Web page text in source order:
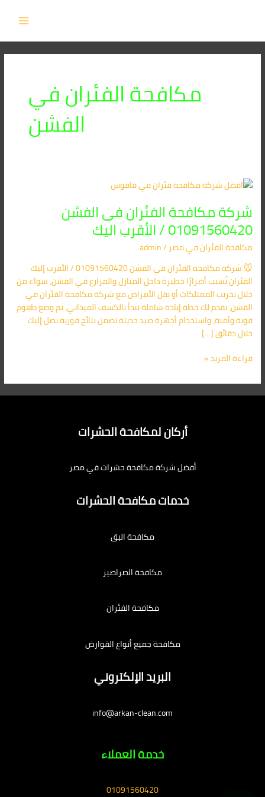
مكافحة الفئران في
الفشن
شركة مكافحة الفئران فى الفشن
01091560420 / الأقرب اليك
مكافحة الفئران​ في مصر/
admin
🐭 شركة مكافحة الفئران في الفشن 01091560420 / الأقرب إليك
الفئران تُسبب أضرارًا خطيرة داخل المنازل والمزارع في الفشن، سواء من
خلال تخريب الممتلكات أو نقل الأمراض.مع شركة مكافحة الفئران في
الفشن، نقدم لك خطة إبادة شاملة تبدأ بالكشف الميداني، ثم وضع طعوم
قوية وآمنة، واستخدام أجهزة صيد حديثة تضمن نتائج فورية.نصل إليك
خلال دقائق […]
شركة
الفئران
فى
الفشن
01091560420
/
الأقرب
اليك
قراءة المزيد »
أركان لمكافحة الحشرات
أفضل شركة مكافحة حشرات في مصر
خدمات مكافحة الحشرات
مكافحة البق
مكافحة الصراصير
مكافحة الفئران
مكافحة جميع أنواع القوارض
البريد الإلكتروني
info@arkan-clean.com
خدمة العملاء
01091560420